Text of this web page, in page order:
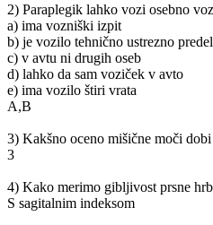
2) Paraplegik lahko vozi osebno
a) ima vozniški izpit
b) je vozilo tehnično ustrezno
c) v avtu ni drugih oseb
d) lahko da sam voziček v avto
e) ima vozilo štiri vrata
A,B
3) Kakšno oceno mišične moči
3
4) Kako merimo gibljivost prsne
S sagitalnim indeksom